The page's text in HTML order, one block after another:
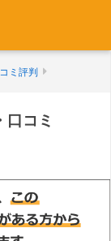
ミ評判
口コミ